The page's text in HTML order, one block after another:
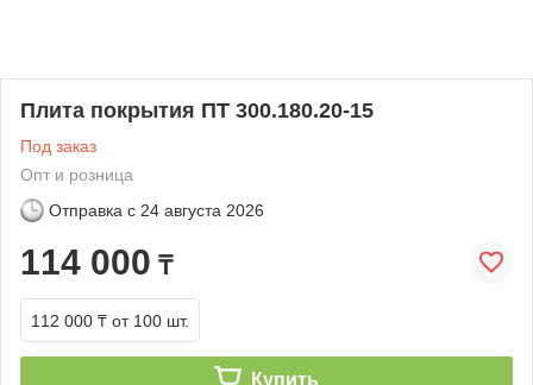
Плита покрытия ПТ 300.180.20-15
Под заказ
Опт и розница
Отправка с 24 августа 2026
114 000 ₸
112 000 ₸ от 100 шт.
Купить